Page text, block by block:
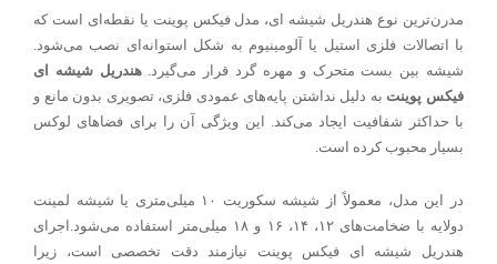
مدرن‌ترین نوع هندریل شیشه ای، مدل فیکس پوینت یا نقطه‌ای است که
با اتصالات فلزی استیل یا آلومینیوم به شکل استوانه‌ای نصب می‌شود.
شیشه بین بست متحرک و مهره گرد قرار می‌گیرد.هندریل شیشه ای
فیکس پوینت به دلیل نداشتن پایه‌های عمودی فلزی، تصویری بدون مانع و
با حداکثر شفافیت ایجاد می‌کند. این ویژگی آن را برای فضاهای لوکس
بسیار محبوب کرده است.
در این مدل، معمولاً از شیشه سکوریت ۱۰ میلی‌متری یا شیشه لمینت
دولایه با ضخامت‌های ۱۲، ۱۴، ۱۶ و ۱۸ میلی‌متر استفاده می‌شود.اجرای
هندریل شیشه ای فیکس پوینت نیازمند دقت تخصصی است، زیرا